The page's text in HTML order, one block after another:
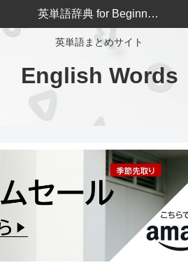
英単語まとめサイト
English Words
英単語辞典 for Beginners